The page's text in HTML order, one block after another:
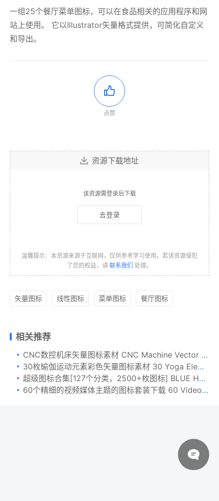
一组25个餐厅菜单图标，可以在食品相关的应用程序和网
站上使用。 它以Illustrator矢量格式提供，可简化自定义
和导出。
点赞
资源下载地址
该资源需登录后下载
去登录
温馨提示：本资源来源于互联网，仅供参考学习使用。若该资源侵犯
了您的权益，请 联系我们 处理。
矢量图标 线性图标 菜单图标 餐厅图标
相关推荐
CNC数控机床矢量图标素材 CNC Machine Vector Icons
30枚瑜伽运动元素彩色矢量图标素材 30 Yoga Element Icons
超级图标合集[127个分类，2500+枚图标] BLUE HAMSTER Icons Library
60个精细的视频媒体主题的图标套装下载 60 Video Production Icons [Ai]